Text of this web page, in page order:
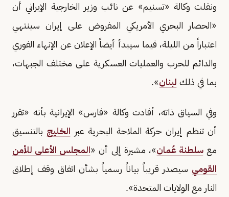
ونقلت وكالة «تسنيم» عن نائب وزير الخارجية الإيراني أن
«الحصار البحري الأمريكي المفروض على إيران سينتهي
اعتباراً من الليلة، فيما سيبدأ أيضاً الإعلان عن الإنهاء الفوري
والدائم للحرب والعمليات العسكرية على مختلف الجبهات،
بما في ذلك لبنان».
وفي السياق ذاته، أفادت وكالة «فارس» الإيرانية بأنه «تقرر
أن تنظم إيران حركة الملاحة البحرية عبر الخليج بالتنسيق
معسلطنة عُمان»، مشيرة إلى أن «المجلس الأعلى للأمن
القومي سيصدر قريباً بياناً رسمياً بشأن اتفاق وقف إطلاق
النار مع الولايات المتحدة».